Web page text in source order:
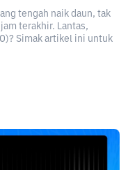
tengah naik daun, tak
terakhir. Lantas,
Simak artikel ini untuk